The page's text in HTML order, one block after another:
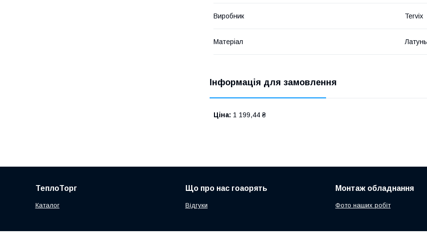
Виробник Tervix
Матеріал Латунь
Інформація для замовлення
Ціна: 1 199,44 ₴
ТеплоТорг
Каталог
Що про нас гоаорять
Відгуки
Монтаж обладнання
Фото наших робіт